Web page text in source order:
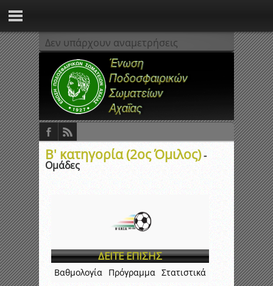
Δεν υπάρχουν αναμετρήσεις
Β' κατηγορία (2ος Όμιλος)-
Ομάδες
ΔΕΙΤΕ ΕΠΙΣΗΣ
Βαθμολογία Πρόγραμμα Στατιστικά